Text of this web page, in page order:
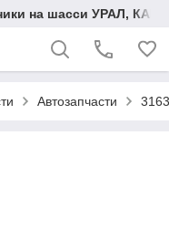
на шасси УРАЛ,
Автозапчасти